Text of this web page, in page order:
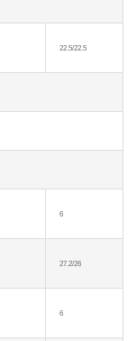
22.5/22.5
6
27.2/26
6